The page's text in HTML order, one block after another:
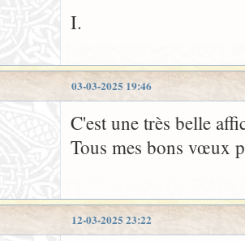
I.
03-03-2025 19:46
C'est une très belle
Tous mes bons vœux
12-03-2025 23:22